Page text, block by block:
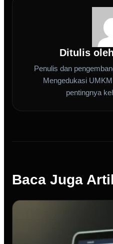
Ditulis
Penulis dan
Mengedukasi
pentingnya
Baca Juga